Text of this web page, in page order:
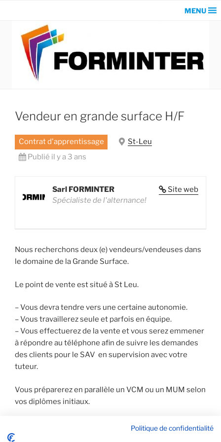
MENU
Vendeur en grande surface H/F
Contrat d'apprentissage
St-Leu
Publié il y a 3 ans
Site web
Sarl FORMINTER
Spécialiste de l'alternance!
Nous recherchons deux (e) vendeurs/vendeuses dans
le domaine de la Grande Surface.
Le point de vente est situé à St Leu.
– Vous devra tendre vers une certaine autonomie.
– Vous travaillerez seule et parfois en équipe.
– Vous effectuerez de la vente et vous serez emmener
à répondre au téléphone afin de suivre les demandes
des clients pour le SAV en supervision avec votre
tuteur.
Vous préparerez en parallèle un VCM ou un MUM selon
vos diplômes initiaux.
Politique de confidentialité